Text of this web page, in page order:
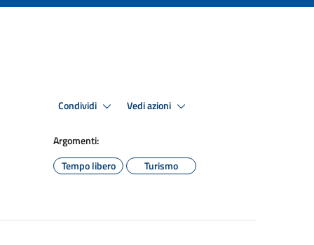
Condividi Vedi azioni
Argomenti:
Tempo libero
Turismo